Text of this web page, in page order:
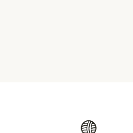
Nếu các sản phẩm mà